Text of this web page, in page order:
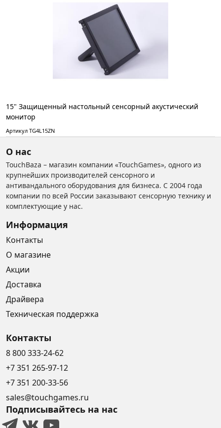
15" Защищенный настольный сенсорный акустический
монитор
Артикул TG4L15ZN
О нас
TouchBaza – магазин компании «TouchGames», одного из
крупнейших производителей сенсорного и
антивандального оборудования для бизнеса. С 2004 года
компании по всей России заказывают сенсорную технику и
комплектующие у нас.
Информация
Контакты
О магазине
Акции
Доставка
Драйвера
Техническая поддержка
Контакты
8 800 333-24-62
+7 351 265-97-12
+7 351 200-33-56
sales@touchgames.ru
Подписывайтесь на нас